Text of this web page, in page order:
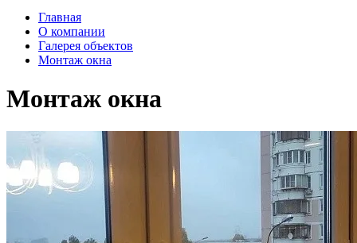
Главная
О компании
Галерея объектов
Монтаж окна
Монтаж окна